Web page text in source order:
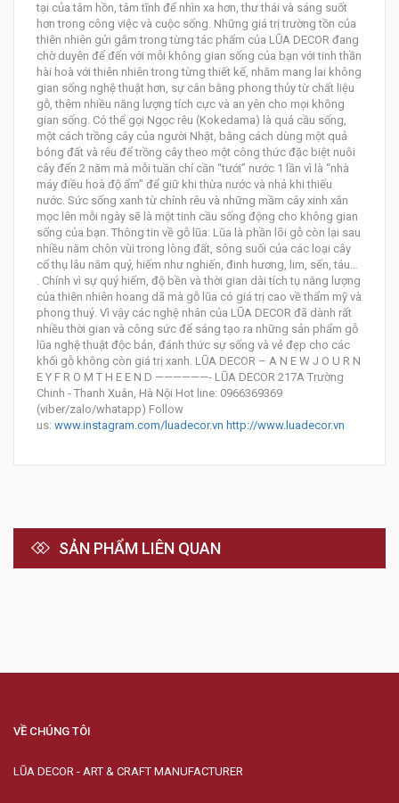
tại của tâm hồn, tâm tĩnh để nhìn xa hơn, thư thái và sáng suốt
hơn trong công việc và cuộc sống. Những giá trị trường tồn của
thiên nhiên gửi gắm trong từng tác phẩm của LŨA DECOR đang
chờ duyên để đến với mỗi không gian sống của bạn với tinh thần
hài hoà với thiên nhiên trong từng thiết kế, nhằm mang lai không
gian sống nghệ thuật hơn, sự cân bằng phong thủy từ chất liệu
gỗ, thêm nhiều năng lượng tích cực và an yên cho mọi không
gian sống. Có thể gọi Ngọc rêu (Kokedama) là quả cầu sống,
một cách trồng cây của người Nhật, bằng cách dùng một quả
bóng đất và rêu để trồng cây theo một công thức đặc biệt nuôi
cây đến 2 năm mà mỗi tuần chỉ cần “tưới” nước 1 lần vì là “nhà
máy điều hoà độ ẩm” để giữ khi thừa nước và nhả khi thiếu
nước. Sức sống xanh từ chính rêu và những mầm cây xinh xắn
mọc lên mỗi ngày sẽ là một tinh cầu sống động cho không gian
sống của bạn. Thông tin về gỗ lũa: Lũa là phần lõi gỗ còn lại sau
nhiều năm chôn vùi trong lòng đất, sông suối của các loại cây
cổ thụ lâu năm quý, hiếm như nghiến, đinh hương, lim, sến, táu…
. Chính vì sự quý hiếm, độ bền và thời gian dài tích tụ năng lượng
của thiên nhiên hoang dã mà gỗ lũa có giá trị cao về thẩm mỹ và
phong thuỷ. Vì vậy các nghệ nhân của LŨA DECOR đã dành rất
nhiều thời gian và công sức để sáng tạo ra những sản phẩm gỗ
lũa nghệ thuật độc bản, đánh thức sự sống và vẻ đẹp cho các
khối gỗ không còn giá trị xanh. LŨA DECOR – A N E W J O U R N
E Y F R O M T H E E N D ——————- LŨA DECOR 217A Trường
Chinh - Thanh Xuân, Hà Nội Hot line: 0966369369
(viber/zalo/whatapp) Follow
us: www.instagram.com/luadecor.vn http://www.luadecor.vn
SẢN PHẨM LIÊN QUAN
VỀ CHÚNG TÔI
LŨA DECOR - ART & CRAFT MANUFACTURER